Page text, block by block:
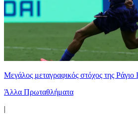
Μεγάλος μεταγραφικός στόχος της Ράγιο
Άλλα Πρωταθλήματα
|